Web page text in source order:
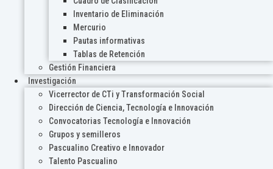
Inventario de Eliminación
Mercurio
Pautas informativas
Tablas de Retención
Gestión Financiera
Investigación
Vicerrector de CTi y Transformación Social
Dirección de Ciencia, Tecnología e Innovación
Convocatorias Tecnología e Innovación
Grupos y semilleros
Pascualino Creativo e Innovador
Talento Pascualino